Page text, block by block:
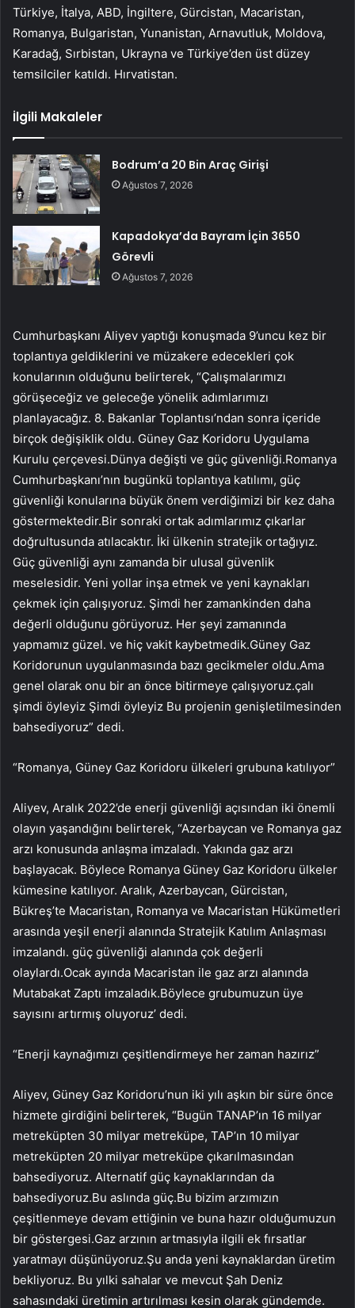
Türkiye, İtalya, ABD, İngiltere, Gürcistan, Macaristan,
Romanya, Bulgaristan, Yunanistan, Arnavutluk, Moldova,
Karadağ, Sırbistan, Ukrayna ve Türkiye’den üst düzey
temsilciler katıldı. Hırvatistan.
İlgili Makaleler
Bodrum’a 20 Bin Araç Girişi
Ağustos 7, 2026
Kapadokya’da Bayram İçin 3650
Görevli
Ağustos 7, 2026
Cumhurbaşkanı Aliyev yaptığı konuşmada 9’uncu kez bir
toplantıya geldiklerini ve müzakere edecekleri çok
konularının olduğunu belirterek, “Çalışmalarımızı
görüşeceğiz ve geleceğe yönelik adımlarımızı
planlayacağız. 8. Bakanlar Toplantısı’ndan sonra içeride
birçok değişiklik oldu. Güney Gaz Koridoru Uygulama
Kurulu çerçevesi.Dünya değişti ve güç güvenliği.Romanya
Cumhurbaşkanı’nın bugünkü toplantıya katılımı, güç
güvenliği konularına büyük önem verdiğimizi bir kez daha
göstermektedir.Bir sonraki ortak adımlarımız çıkarlar
doğrultusunda atılacaktır. İki ülkenin stratejik ortağıyız.
Güç güvenliği aynı zamanda bir ulusal güvenlik
meselesidir. Yeni yollar inşa etmek ve yeni kaynakları
çekmek için çalışıyoruz. Şimdi her zamankinden daha
değerli olduğunu görüyoruz. Her şeyi zamanında
yapmamız güzel. ve hiç vakit kaybetmedik.Güney Gaz
Koridorunun uygulanmasında bazı gecikmeler oldu.Ama
genel olarak onu bir an önce bitirmeye çalışıyoruz.çalı
şimdi öyleyiz Şimdi öyleyiz Bu projenin genişletilmesinden
bahsediyoruz” dedi.
“Romanya, Güney Gaz Koridoru ülkeleri grubuna katılıyor”
Aliyev, Aralık 2022’de enerji güvenliği açısından iki önemli
olayın yaşandığını belirterek, “Azerbaycan ve Romanya gaz
arzı konusunda anlaşma imzaladı. Yakında gaz arzı
başlayacak. Böylece Romanya Güney Gaz Koridoru ülkeler
kümesine katılıyor. Aralık, Azerbaycan, Gürcistan,
Bükreş’te Macaristan, Romanya ve Macaristan Hükümetleri
arasında yeşil enerji alanında Stratejik Katılım Anlaşması
imzalandı. güç güvenliği alanında çok değerli
olaylardı.Ocak ayında Macaristan ile gaz arzı alanında
Mutabakat Zaptı imzaladık.Böylece grubumuzun üye
sayısını artırmış oluyoruz’ dedi.
“Enerji kaynağımızı çeşitlendirmeye her zaman hazırız”
Aliyev, Güney Gaz Koridoru’nun iki yılı aşkın bir süre önce
hizmete girdiğini belirterek, “Bugün TANAP’ın 16 milyar
metreküpten 30 milyar metreküpe, TAP’ın 10 milyar
metreküpten 20 milyar metreküpe çıkarılmasından
bahsediyoruz. Alternatif güç kaynaklarından da
bahsediyoruz.Bu aslında güç.Bu bizim arzımızın
çeşitlenmeye devam ettiğinin ve buna hazır olduğumuzun
bir göstergesi.Gaz arzının artmasıyla ilgili ek fırsatlar
yaratmayı düşünüyoruz.Şu anda yeni kaynaklardan üretim
bekliyoruz. Bu yılki sahalar ve mevcut Şah Deniz
sahasındaki üretimin artırılması kesin olarak gündemde.